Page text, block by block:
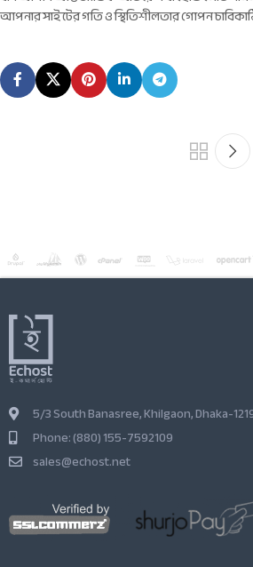
আপনার সাইটের গতি ও স্থিতিশীলতার গোপন
5/3 South Banasree, Khilgaon, Dhaka-
Phone: (880) 155-7592109
sales@echost.net